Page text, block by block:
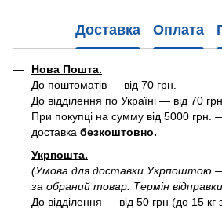
Доставка Оплата
Нова Пошта.
До поштоматів — від 70 грн.
До відділення по Україні — від 70 грн.
При покупці на сумму від 5000 грн.
доставка безкоштовно.
Укрпошта.
(Умова для доставки Укрпоштою
за обраний товар. Термін
До відділення — від 50 грн (до 15 кг